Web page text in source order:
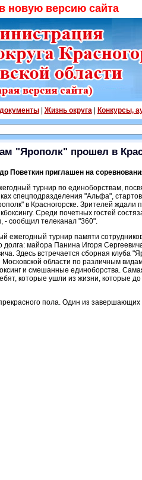
новую версию сайта
| Жизнь округа| Конкурсы,
"Ярополк" прошел в
Поветкин приглашен на
турнир по единоборствам,
спецподразделения "Альфа",
в Красногорске. Зрителей
Среди почетных гостей
- сообщил телеканал "360".
ежегодный турнир памяти
долга: майора Панина Игоря
Здесь встречается сборная клуба
Московской области по различным
и смешанные единоборства.
которые ушли из жизни, которые
пола. Один из